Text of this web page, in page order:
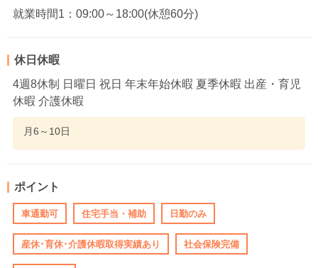
就業時間1：09:00～18:00(休憩60分)
休日休暇
4週8休制 日曜日 祝日 年末年始休暇 夏季休暇 出産・育児
休暇 介護休暇
月6～10日
ポイント
車通勤可 住宅手当・補助 日勤のみ
産休･育休･介護休暇取得実績あり 社会保険完備